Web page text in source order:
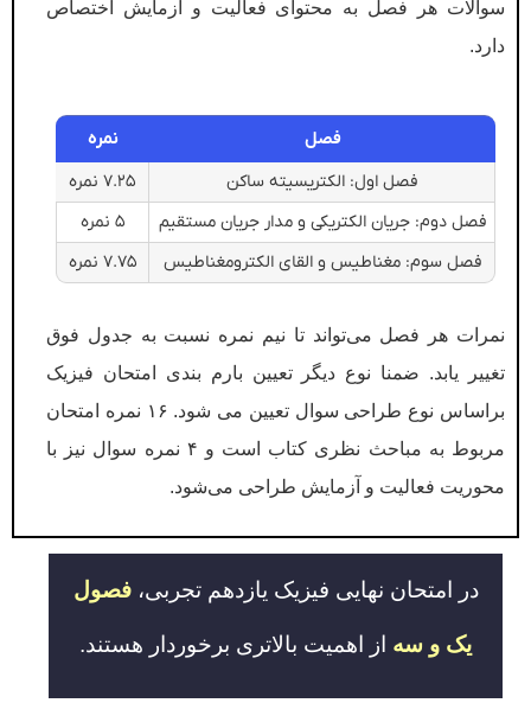
سوالات هر فصل به محتوای فعالیت و آزمایش اختصاص
دارد.
فصل
نمره
فصل اول: الکتریسیته ساکن
۷.۲۵ نمره
فصل دوم: جریان الکتریکی و مدار جریان مستقیم
۵ نمره
فصل سوم: مغناطیس و القای الکترومغناطیس
۷.۷۵ نمره
نمرات هر فصل می‌تواند تا نیم نمره نسبت به جدول فوق
تغییر یابد. ضمنا نوع دیگر تعیین بارم بندی امتحان فیزیک
براساس نوع طراحی سوال تعیین می شود. ۱۶ نمره امتحان
مربوط به مباحث نظری کتاب است و ۴ نمره سوال نیز با
محوریت فعالیت و آزمایش طراحی می‌شود.
در امتحان نهایی فیزیک یازدهم تجربی،فصول
یک و سه از اهمیت بالاتری برخوردار هستند.